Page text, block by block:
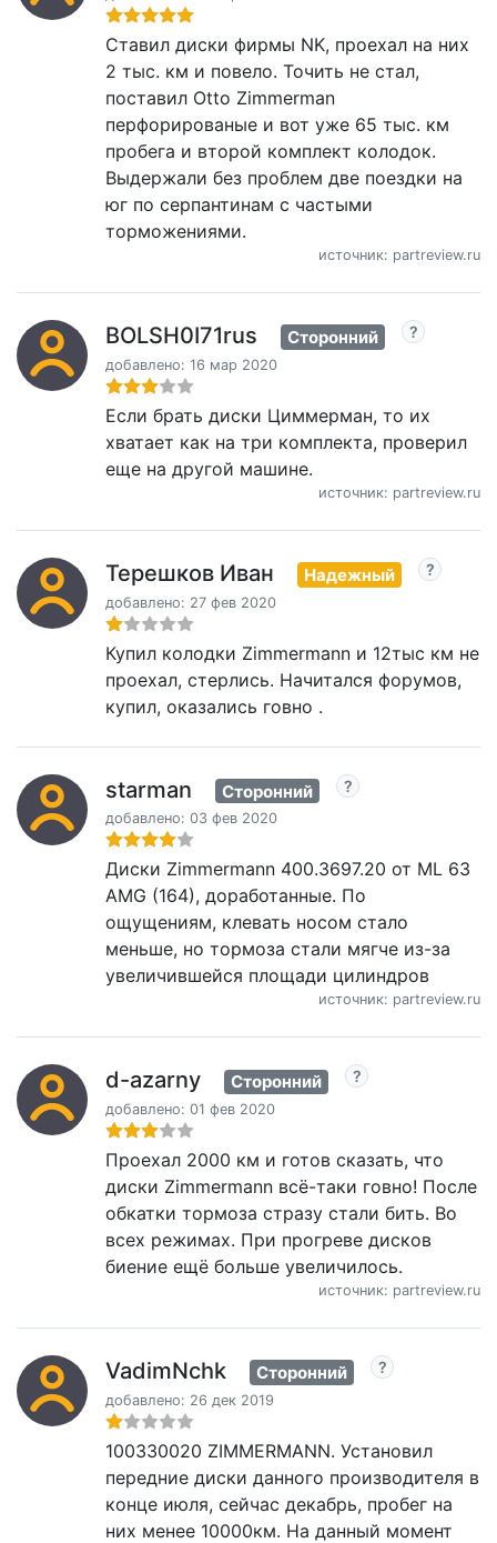
Ставил диски фирмы NK, проехал на них
2 тыс. км и повело. Точить не стал,
поставил Otto Zimmerman
перфорированые и вот уже 65 тыс. км
пробега и второй комплект колодок.
Выдержали без проблем две поездки на
юг по серпантинам с частыми
торможениями.
источник: partreview.ru
BOLSH0I71rus Сторонний
добавлено: 16 мар 2020
Если брать диски Циммерман, то их
хватает как на три комплекта, проверил
еще на другой машине.
источник: partreview.ru
Терешков Иван Надежный
добавлено: 27 фев 2020
Купил колодки Zimmermann и 12тыс км не
проехал, стерлись. Начитался форумов,
купил, оказались говно .
starman Сторонний
добавлено: 03 фев 2020
Диски Zimmermann 400.3697.20 от ML 63
AMG (164), доработанные. По
ощущениям, клевать носом стало
меньше, но тормоза стали мягче из-за
увеличившейся площади цилиндров
источник: partreview.ru
d-azarny Сторонний
добавлено: 01 фев 2020
Проехал 2000 км и готов сказать, что
диски Zimmermann всё-таки говно! После
обкатки тормоза стразу стали бить. Во
всех режимах. При прогреве дисков
биение ещё больше увеличилось.
источник: partreview.ru
VadimNchk Сторонний
добавлено: 26 дек 2019
100330020 ZIMMERMANN. Установил
передние диски данного производителя в
конце июля, сейчас декабрь, пробег на
них менее 10000км. На данный момент